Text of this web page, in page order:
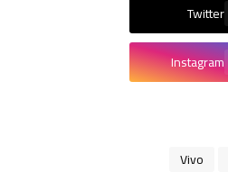
Twitter
Instagram
Vivo